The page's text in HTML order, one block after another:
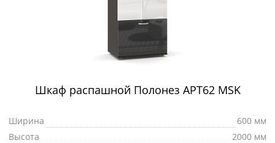
Шкаф распашной Полонез АРТ62 MSK
Ширина
600 мм
Высота
2000 мм